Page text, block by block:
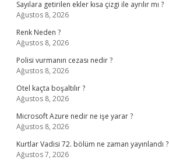
Sayılara getirilen ekler kısa çizgi ile ayrılır mı ?
Ağustos 8, 2026
Renk Neden ?
Ağustos 8, 2026
Polisi vurmanın cezası nedir ?
Ağustos 8, 2026
Otel kaçta boşaltılır ?
Ağustos 8, 2026
Microsoft Azure nedir ne işe yarar ?
Ağustos 8, 2026
Kurtlar Vadisi 72. bölüm ne zaman yayınlandı ?
Ağustos 7, 2026